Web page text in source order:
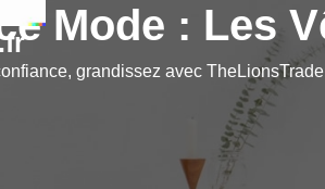
grandissez avec TheLionsTrade
Mode : Les